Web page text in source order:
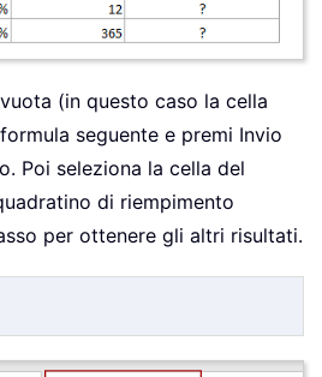
(in questo caso la cella
seguente e premi Invio
Poi seleziona la cella del
di riempimento
per ottenere gli altri risultati.